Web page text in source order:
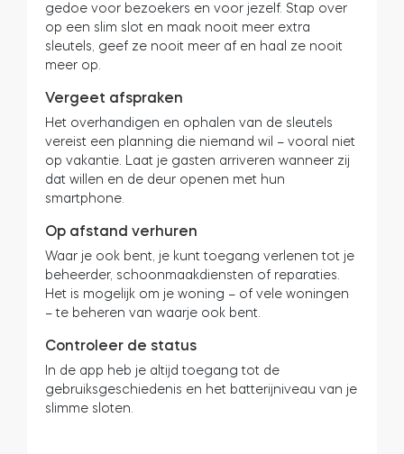
Home toegang
Tedee Keypad PRO
Tedee Biometric Module
BleBox Smart Relais Module
Tedee Dry Contact
gedoe voor bezoekers en voor jezelf. Stap over
op een slim slot en maak nooit meer extra
sleutels, geef ze nooit meer af en haal ze nooit
meer op.
Vergeet afspraken
Het overhandigen en ophalen van de sleutels
vereist een planning die niemand wil – vooral niet
op vakantie. Laat je gasten arriveren wanneer zij
dat willen en de deur openen met hun
smartphone.
Op afstand verhuren
Waar je ook bent, je kunt toegang verlenen tot je
beheerder, schoonmaakdiensten of reparaties.
Het is mogelijk om je woning – of vele woningen
– te beheren van waarje ook bent.
Controleer de status
In de app heb je altijd toegang tot de
gebruiksgeschiedenis en het batterijniveau van je
slimme sloten.